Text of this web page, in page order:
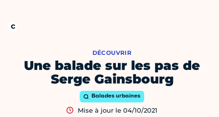
Une balade sur les pas de
Serge Gainsbourg
DÉCOUVRIR
Balades urbaines
Mise à jour le 04/10/2021